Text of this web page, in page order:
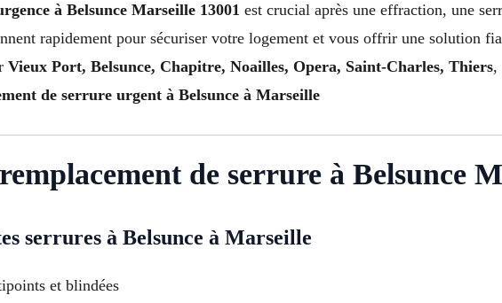
à Belsunce Marseille 13001 est crucial après une effraction, une
rapidement pour sécuriser votre logement et vous offrir une solution
Vieux Port, Belsunce, Chapitre, Noailles, Opera, Saint-Charles, Thiers,
de serrure urgent à Belsunce à Marseille
de serrure à Belsunce
serrures à Belsunce à Marseille
et blindées